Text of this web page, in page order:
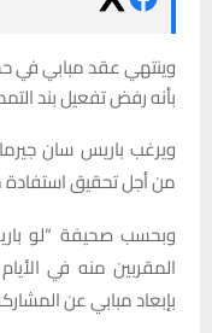
وينتهي عقد مبابي في
بأنه رفض تفعيل بند
ويرغب باريس سان
من أجل تحقيق استفادة
وبحسب صحيفة “لو
المقربين منه في
بإبعاد مبابي عن